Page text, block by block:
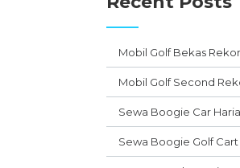
Mobil Golf Bekas
Mobil Golf Second
Sewa Boogie Car
Sewa Boogie Golf Cart